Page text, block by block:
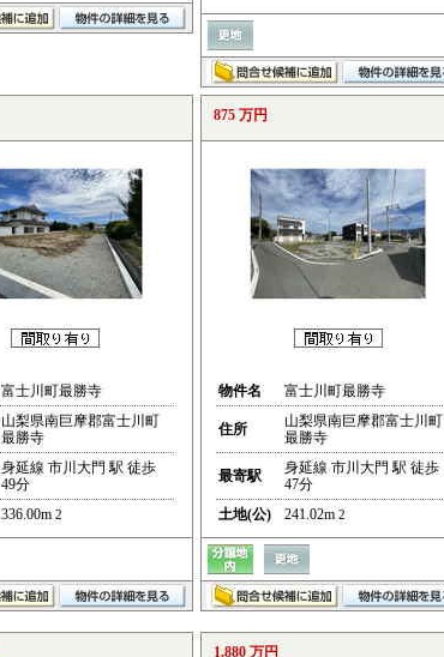
富士川町最勝寺
山梨県南巨摩郡富士川町
最勝寺
身延線 市川大門 駅 徒歩
49分
336.00m 2
875 万円
物件名 富士川町最勝寺
住所
山梨県南巨摩郡富士川町
最勝寺
最寄駅
身延線 市川大門 駅 徒歩
47分
土地(公)
241.02m 2
1,880 万円